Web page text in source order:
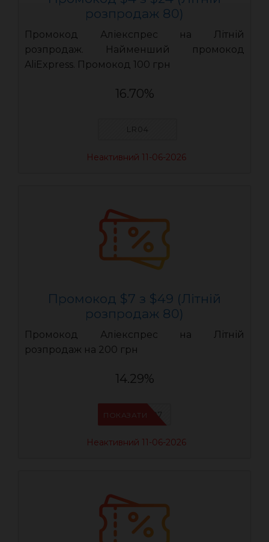
розпродаж 80)
Промокод Аліекспрес на Літній
розпродаж. Найменший промокод
AliExpress. Промокод 100 грн
16.70%
LR04
Неактивний 11-06-2026
Промокод $7 з $49 (Літній
розпродаж 80)
Промокод Аліекспрес на Літній
розпродаж на 200 грн
14.29%
LR07
ПОКАЗАТИ
Неактивний 11-06-2026